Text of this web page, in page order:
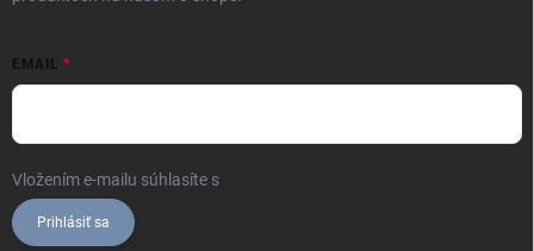
EMAIL
Vložením e-mailu súhlasíte s
Prihlásiť sa